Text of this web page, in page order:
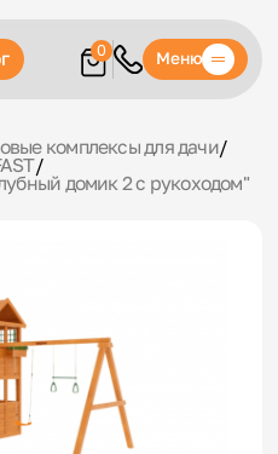
0 Меню
комплексы для дачи/
/
домик 2 с рукоходом"